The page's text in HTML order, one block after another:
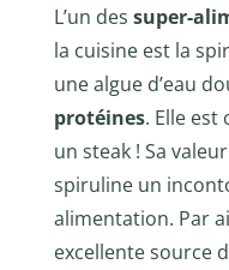
L’un des super-
la cuisine est la
une algue d’eau
protéines. Elle
un steak ! Sa
spiruline un
alimentation. Par
excellente source